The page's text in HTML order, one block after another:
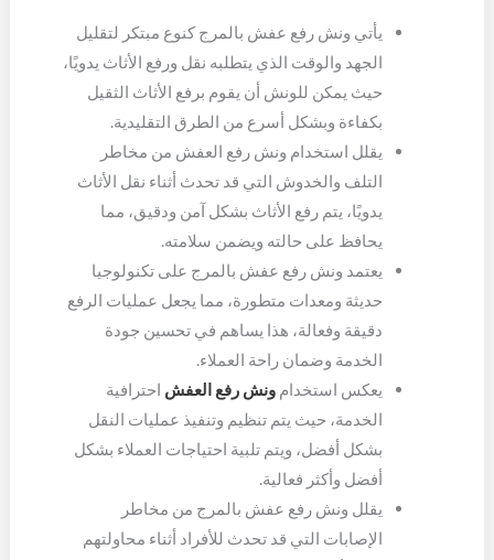
تقدم هذه المقالة نظرة شاملة على خدمات ونش رفع
العفش في المرج، حيث سنتناول التقنيات المستخدمة،
والخدمات المقدمة، وكيفية الاستفادة من هذه الخدمة
في تسهيل عمليات نقل ورفع الأثاث بشكل فعال
وبمستوى عالٍ من الاحترافية مع ضمان سلامه العفش
عمليات نقل ورفع الأثاث، ويعزز تجربة التنقل للأفراد
والشركات على حد سواء، إليك بعض النقاط التي تبرز
أهمية استخدام ونش رفع العفش في المرج:
يأتي ونش رفع عفش بالمرج كنوع مبتكر لتقليل
الجهد والوقت الذي يتطلبه نقل ورفع الأثاث يدويًا،
حيث يمكن للونش أن يقوم برفع الأثاث الثقيل
بكفاءة وبشكل أسرع من الطرق التقليدية.
يقلل استخدام ونش رفع العفش من مخاطر
التلف والخدوش التي قد تحدث أثناء نقل الأثاث
يدويًا، يتم رفع الأثاث بشكل آمن ودقيق، مما
يحافظ على حالته ويضمن سلامته.
يعتمد ونش رفع عفش بالمرج على تكنولوجيا
حديثة ومعدات متطورة، مما يجعل عمليات الرفع
دقيقة وفعالة، هذا يساهم في تحسين جودة
الخدمة وضمان راحة العملاء.
يعكس استخدام ونش رفع العفش احترافية
الخدمة، حيث يتم تنظيم وتنفيذ عمليات النقل
بشكل أفضل، ويتم تلبية احتياجات العملاء بشكل
أفضل وأكثر فعالية.
يقلل ونش رفع عفش بالمرج من مخاطر
الإصابات التي قد تحدث للأفراد أثناء محاولتهم